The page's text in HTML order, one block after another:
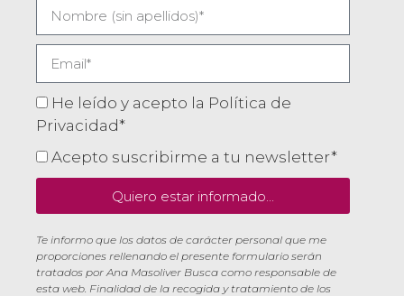
He leído y acepto la Política de
Privacidad*
Acepto suscribirme a tu newsletter*
Quiero estar informado...
Te informo que los datos de carácter personal que me
proporciones rellenando el presente formulario serán
tratados por Ana Masoliver Busca como responsable de
esta web. Finalidad de la recogida y tratamiento de los